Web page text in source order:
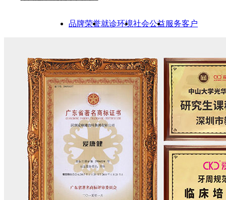
品牌荣誉就诊环境社会公益服务客户